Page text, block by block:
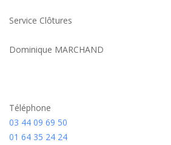
Service Clôtures
Dominique MARCHAND
Téléphone
03 44 09 69 50
01 64 35 24 24